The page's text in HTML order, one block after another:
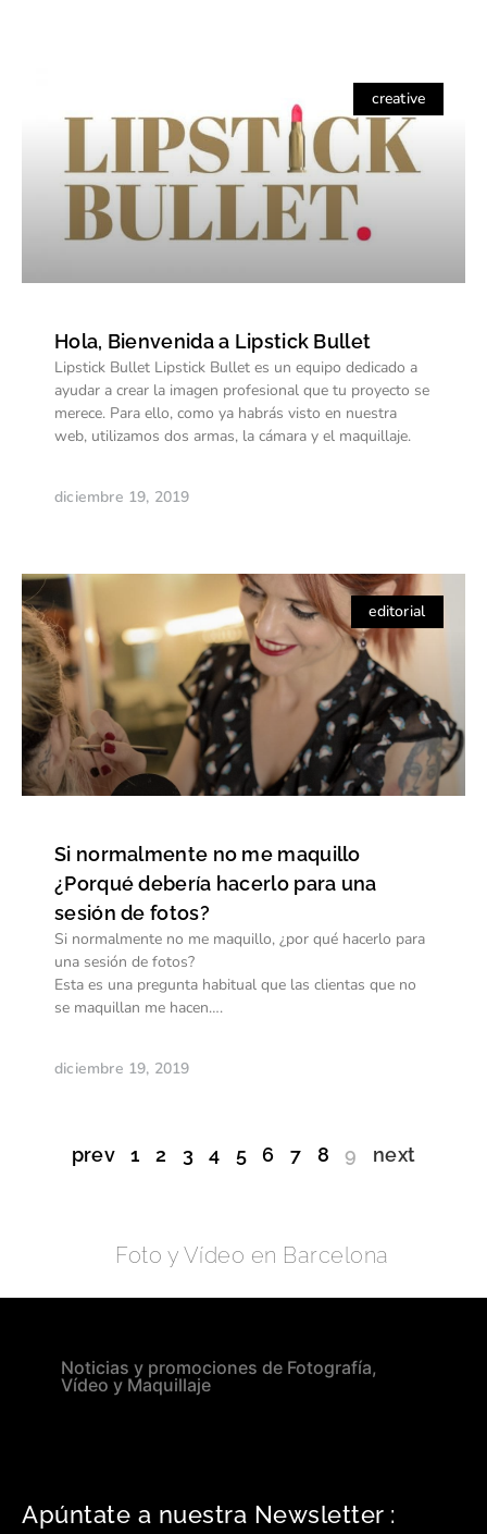
creative
Hola, Bienvenida a Lipstick Bullet
Lipstick Bullet Lipstick Bullet es un equipo dedicado a
ayudar a crear la imagen profesional que tu proyecto se
merece. Para ello, como ya habrás visto en nuestra
web, utilizamos dos armas, la cámara y el maquillaje.
diciembre 19, 2019
editorial
Si normalmente no me maquillo
¿Porqué debería hacerlo para una
sesión de fotos?
Si normalmente no me maquillo, ¿por qué hacerlo para
una sesión de fotos?
Esta es una pregunta habitual que las clientas que no
se maquillan me hacen….
diciembre 19, 2019
prev 1 2 3 4 5 6 7 8 9 next
Foto y Vídeo en Barcelona
Noticias y promociones de Fotografía,
Vídeo y Maquillaje
Apúntate a nuestra Newsletter :